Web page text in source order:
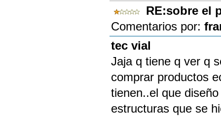
RE:sobre el
Comentarios por:
tec vial
Jaja q tiene q ver q
comprar productos
tienen..el que
estructuras que se